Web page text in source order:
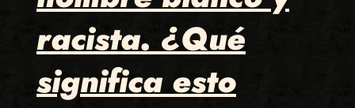
racista. ¿Qué
significa esto